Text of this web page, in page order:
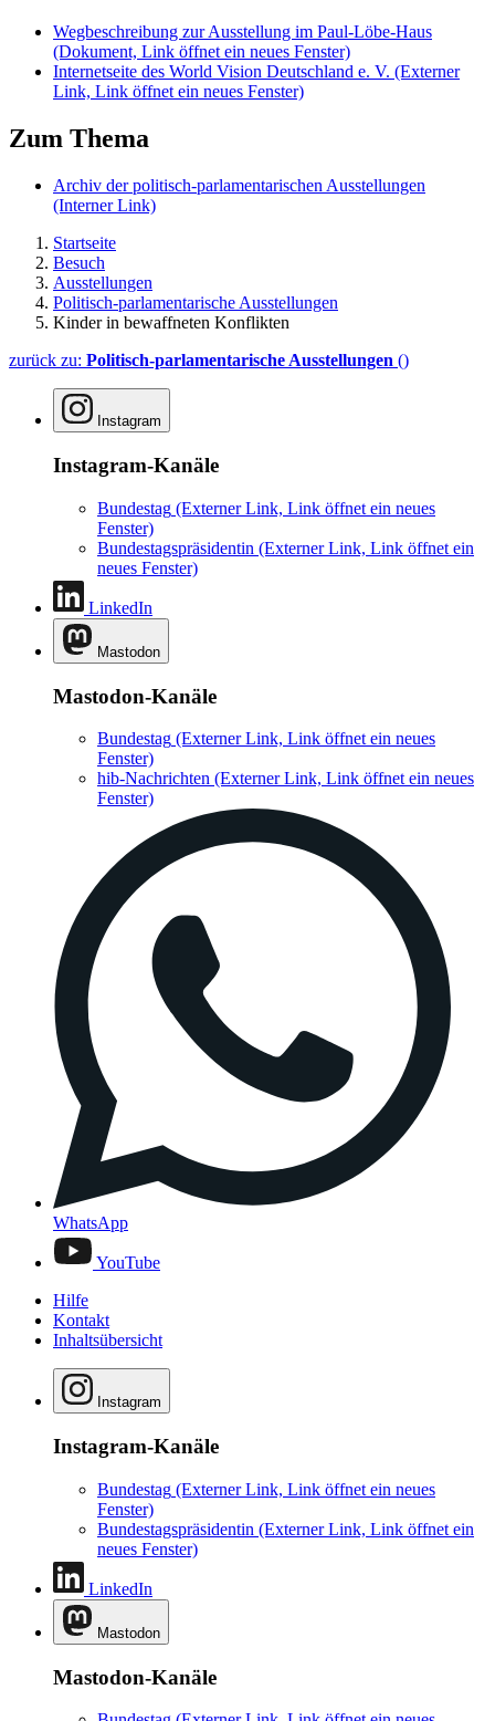
Wegbeschreibung zur Ausstellung im Paul-Löbe-Haus
(Dokument, Link öffnet ein neues Fenster)
Internetseite des World Vision Deutschland e. V. (Externer
Link, Link öffnet ein neues Fenster)
Zum Thema
Archiv der politisch-parlamentarischen Ausstellungen
(Interner Link)
Startseite
Besuch
Ausstellungen
Politisch-parlamentarische Ausstellungen
Kinder in bewaffneten Konflikten
zurück zu: Politisch-parlamentarische Ausstellungen ()
Instagram
Instagram-Kanäle
Bundestag (Externer Link, Link öffnet ein neues
Fenster)
Bundestagspräsidentin (Externer Link, Link öffnet ein
neues Fenster)
LinkedIn
Mastodon
Mastodon-Kanäle
Bundestag (Externer Link, Link öffnet ein neues
Fenster)
hib-Nachrichten (Externer Link, Link öffnet ein neues
Fenster)
WhatsApp
YouTube
Hilfe
Kontakt
Inhaltsübersicht
Instagram
Instagram-Kanäle
Bundestag (Externer Link, Link öffnet ein neues
Fenster)
Bundestagspräsidentin (Externer Link, Link öffnet ein
neues Fenster)
LinkedIn
Mastodon
Mastodon-Kanäle